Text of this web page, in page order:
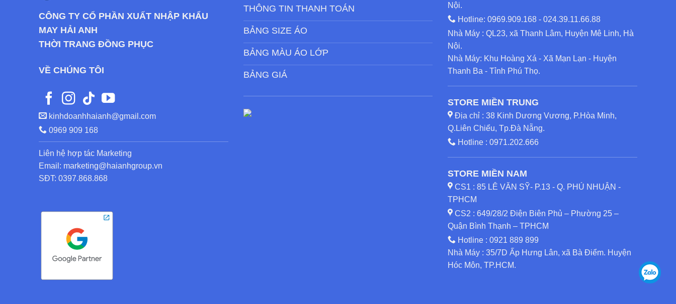
CÔNG TY CỔ PHẦN XUẤT NHẬP KHẨU
MAY HẢI ANH
THỜI TRANG ĐỒNG PHỤC
VỀ CHÚNG TÔI
kinhdoanhhaianh@gmail.com
0969 909 168
Liên hệ hợp tác Marketing
Email: marketing@haianhgroup.vn
SĐT: 0397.868.868
THÔNG TIN THANH TOÁN
BẢNG SIZE ÁO
BẢNG MÀU ÁO LỚP
BẢNG GIÁ
Nội.
Hotline:0969.909.168 -024.39.11.66.88
Nhà Máy : QL23, xã Thanh Lâm, Huyện Mê Linh, Hà
Nội.
Nhà Máy: Khu Hoàng Xá - Xã Mạn Lạn - Huyện
Thanh Ba - Tỉnh Phú Thọ.
STORE MIỀN TRUNG
Địa chỉ : 38 Kinh Dương Vương, P.Hòa Minh,
Q.Liên Chiểu, Tp.Đà Nẵng.
Hotline :0971.202.666
STORE MIỀN NAM
CS1 : 85 LÊ VĂN SỸ- P.13 - Q. PHÚ NHUẬN -
TPHCM
CS2 : 649/28/2 Điện Biên Phủ – Phường 25 –
Quận Bình Thạnh – TPHCM
Hotline :0921 889 899
Nhà Máy : 35/7D Ấp Hưng Lân, xã Bà Điểm. Huyện
Hóc Môn, TP.HCM.